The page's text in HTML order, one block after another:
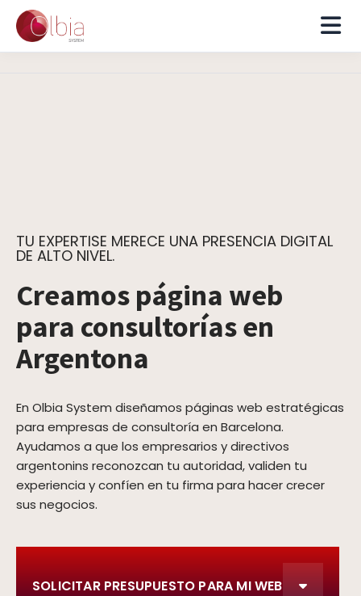
TU EXPERTISE MERECE UNA PRESENCIA DIGITAL
DE ALTO NIVEL.
Creamos página web
para consultorías en
Argentona
En Olbia System diseñamos páginas web estratégicas
para empresas de consultoría en Barcelona.
Ayudamos a que los empresarios y directivos
argentonins reconozcan tu autoridad, validen tu
experiencia y confíen en tu firma para hacer crecer
sus negocios.
SOLICITAR PRESUPUESTO PARA MI WEB